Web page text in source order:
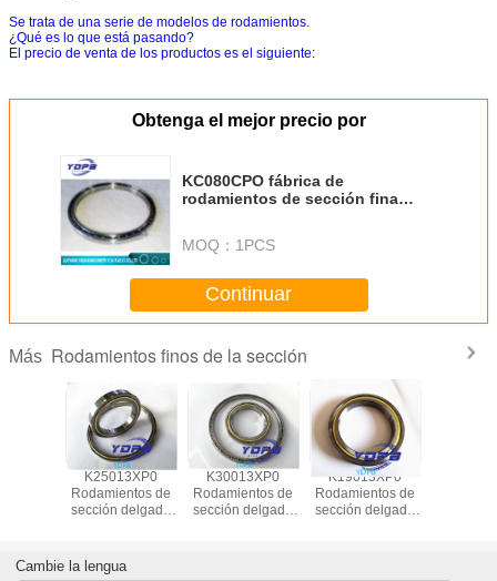
Se trata de una serie de modelos de rodamientos.
¿Qué es lo que está pasando?
El precio de venta de los productos es el siguiente:
Obtenga el mejor precio por
KC080CPO fábrica de
rodamientos de sección fina
MOQ： 1PCS
Continuar
Más Rodamientos finos de la sección
a
K25013XP0
Rodamientos de
sección delgada
Cajilla de latón
Rodamientos a
K30013XP0
Rodamientos de
sección delgada
K19013XP0
Rodamientos de
sección delgada
Cambie la lengua